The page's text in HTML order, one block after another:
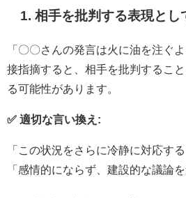
1.相手を批判する表現とし
「〇〇さんの発言は火に油を注ぐ
接指摘すると、相手を批判するこ
る可能性があります。
✅ 適切な言い換え:
「この状況をさらに冷静に対応す
「感情的にならず、建設的な議論